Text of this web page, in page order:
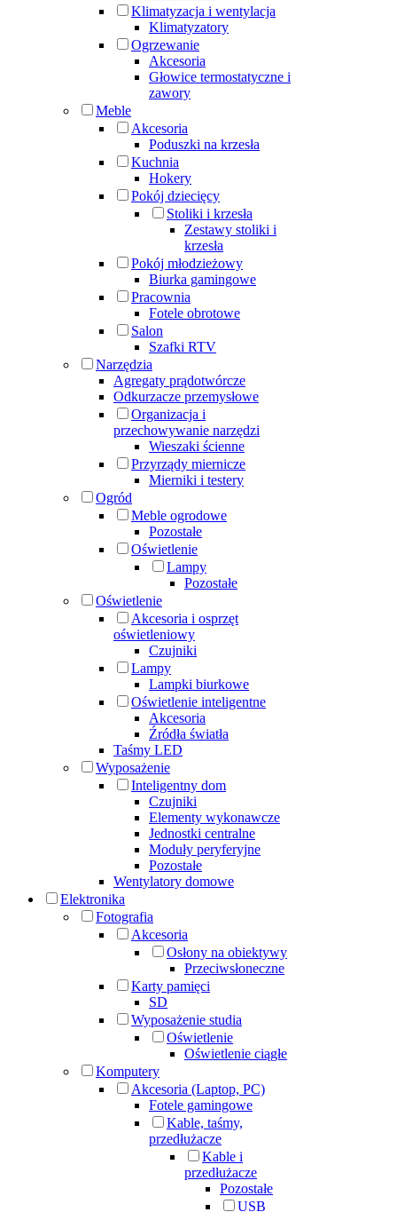
Klimatyzacja i wentylacja
Klimatyzatory
Ogrzewanie
Akcesoria
Głowice termostatyczne i
zawory
Meble
Akcesoria
Poduszki na krzesła
Kuchnia
Hokery
Pokój dziecięcy
Stoliki i krzesła
Zestawy stoliki i
krzesła
Pokój młodzieżowy
Biurka gamingowe
Pracownia
Fotele obrotowe
Salon
Szafki RTV
Narzędzia
Agregaty prądotwórcze
Odkurzacze przemysłowe
Organizacja i
przechowywanie narzędzi
Wieszaki ścienne
Przyrządy miernicze
Mierniki i testery
Ogród
Meble ogrodowe
Pozostałe
Oświetlenie
Lampy
Pozostałe
Oświetlenie
Akcesoria i osprzęt
oświetleniowy
Czujniki
Lampy
Lampki biurkowe
Oświetlenie inteligentne
Akcesoria
Źródła światła
Taśmy LED
Wyposażenie
Inteligentny dom
Czujniki
Elementy wykonawcze
Jednostki centralne
Moduły peryferyjne
Pozostałe
Wentylatory domowe
Elektronika
Fotografia
Akcesoria
Osłony na obiektywy
Przeciwsłoneczne
Karty pamięci
SD
Wyposażenie studia
Oświetlenie
Oświetlenie ciągłe
Komputery
Akcesoria (Laptop, PC)
Fotele gamingowe
Kable, taśmy,
przedłużacze
Kable i
przedłużacze
Pozostałe
USB